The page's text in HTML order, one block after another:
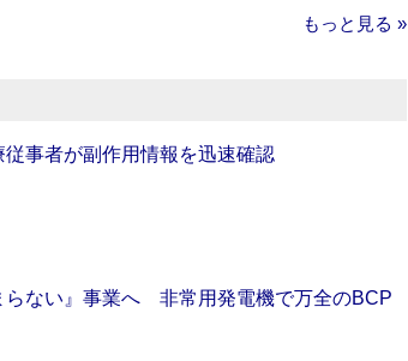
もっと見る »
従事者が副作用情報を迅速確認
らない』事業へ 非常用発電機で万全のBCP